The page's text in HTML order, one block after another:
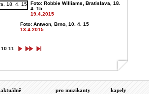
Foto: Robbie Williams, Bratislava, 18.
4. 15
19.4.2015
Foto: Antwon, Brno, 10. 4. 15
13.4.2015
10 11
aktuálně
pro muzikanty
kapely